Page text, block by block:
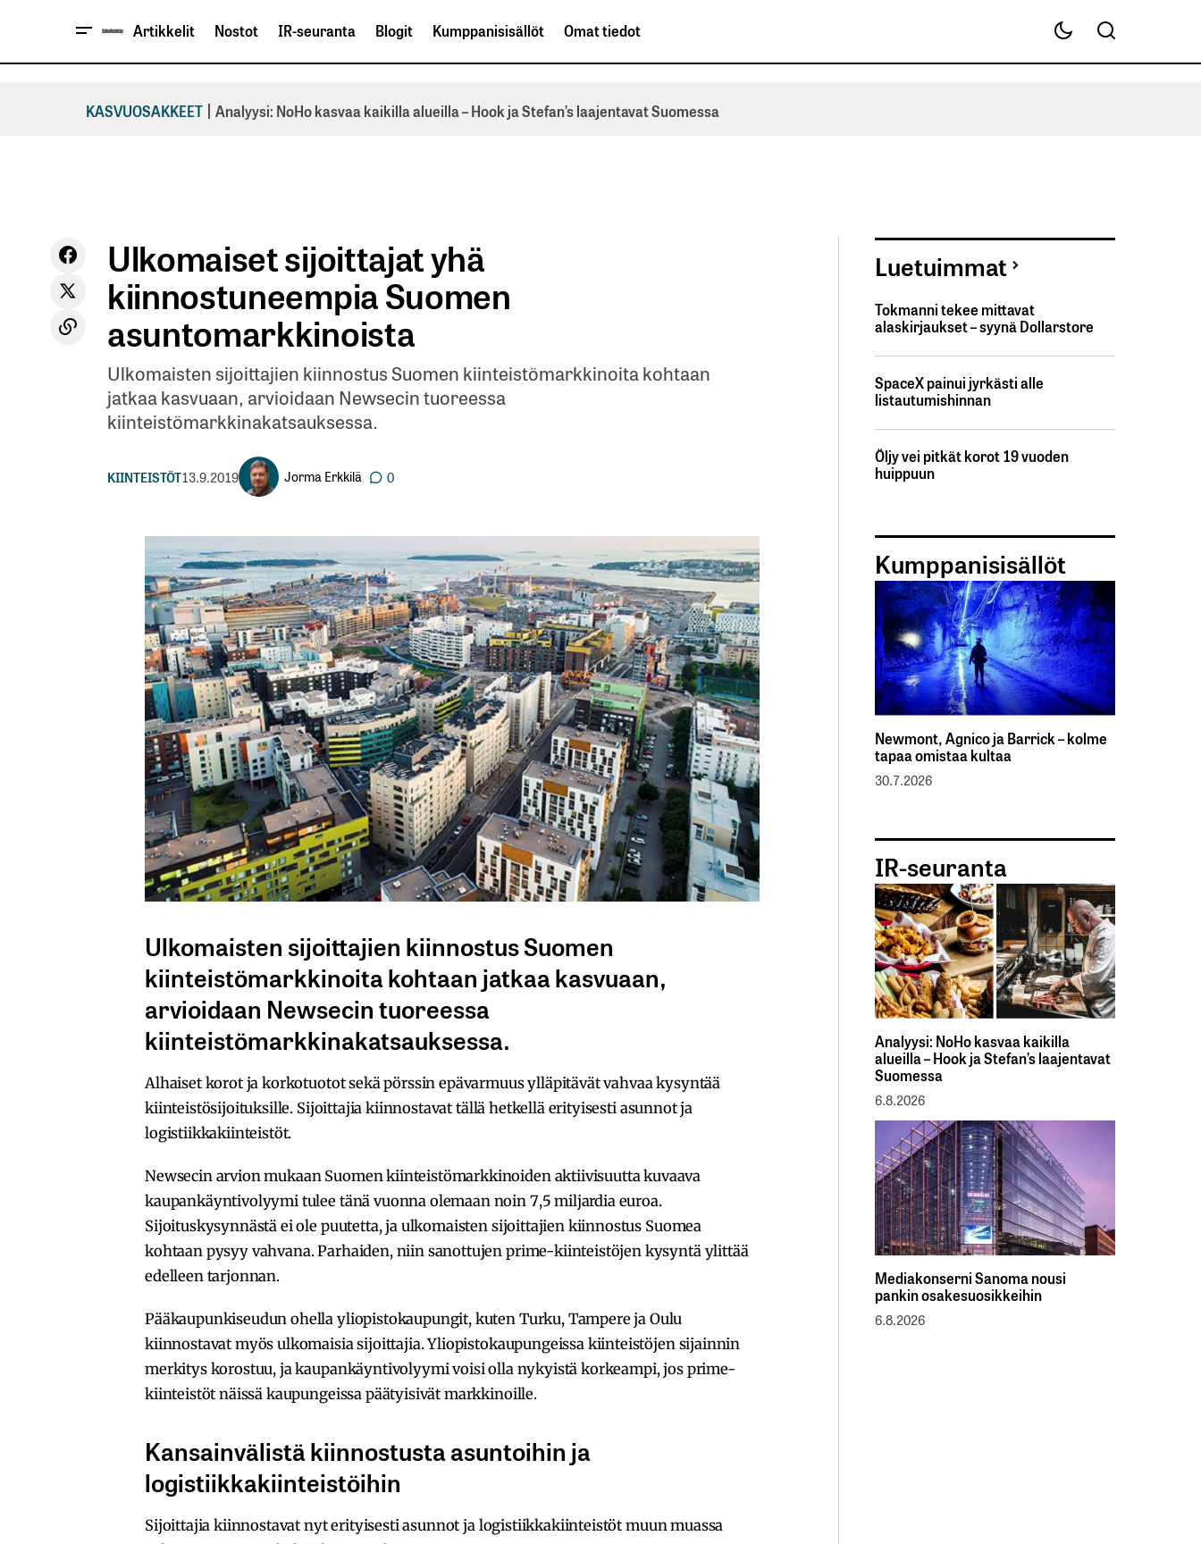
Artikkelit Nostot IR-seuranta Blogit Kumppanisisällöt Omat tiedot
KASVUOSAKKEET | Analyysi: NoHo kasvaa kaikilla alueilla – Hook ja Stefan’s laajentavat Suomessa
Ulkomaiset sijoittajat yhä
kiinnostuneempia Suomen
asuntomarkkinoista
Ulkomaisten sijoittajien kiinnostus Suomen kiinteistömarkkinoita kohtaan
jatkaa kasvuaan, arvioidaan Newsecin tuoreessa
kiinteistömarkkinakatsauksessa.
KIINTEISTÖT13.9.2019 Jorma Erkkilä 0
Ulkomaisten sijoittajien kiinnostus Suomen
kiinteistömarkkinoita kohtaan jatkaa kasvuaan,
arvioidaan Newsecin tuoreessa
kiinteistömarkkinakatsauksessa.
Alhaiset korot ja korkotuotot sekä pörssin epävarmuus ylläpitävät vahvaa kysyntää
kiinteistösijoituksille. Sijoittajia kiinnostavat tällä hetkellä erityisesti asunnot ja
logistiikkakiinteistöt.
Newsecin arvion mukaan Suomen kiinteistömarkkinoiden aktiivisuutta kuvaava
kaupankäyntivolyymi tulee tänä vuonna olemaan noin 7,5 miljardia euroa.
Sijoituskysynnästä ei ole puutetta, ja ulkomaisten sijoittajien kiinnostus Suomea
kohtaan pysyy vahvana. Parhaiden, niin sanottujen prime-kiinteistöjen kysyntä ylittää
edelleen tarjonnan.
Pääkaupunkiseudun ohella yliopistokaupungit, kuten Turku, Tampere ja Oulu
kiinnostavat myös ulkomaisia sijoittajia. Yliopistokaupungeissa kiinteistöjen sijainnin
merkitys korostuu, ja kaupankäyntivolyymi voisi olla nykyistä korkeampi, jos prime-
kiinteistöt näissä kaupungeissa päätyisivät markkinoille.
Kansainvälistä kiinnostusta asuntoihin ja
logistiikkakiinteistöihin
Sijoittajia kiinnostavat nyt erityisesti asunnot ja logistiikkakiinteistöt muun muassa
Luetuimmat
Tokmanni tekee mittavat
alaskirjaukset – syynä Dollarstore
SpaceX painui jyrkästi alle
listautumishinnan
Öljy vei pitkät korot 19 vuoden
huippuun
Kumppanisisällöt
Newmont, Agnico ja Barrick – kolme
tapaa omistaa kultaa
30.7.2026
IR-seuranta
Analyysi: NoHo kasvaa kaikilla
alueilla – Hook ja Stefan’s laajentavat
Suomessa
6.8.2026
Mediakonserni Sanoma nousi
pankin osakesuosikkeihin
6.8.2026